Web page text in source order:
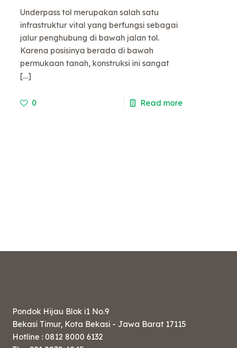
Underpass tol merupakan salah satu
infrastruktur vital yang berfungsi sebagai
jalur penghubung di bawah jalan tol.
Karena posisinya berada di bawah
permukaan tanah, konstruksi ini sangat
[…]
0 Read more
Pondok Hijau Blok i1 No.9
Bekasi Timur, Kota Bekasi - Jawa Barat 17115
Hotline : 0812 8000 6132